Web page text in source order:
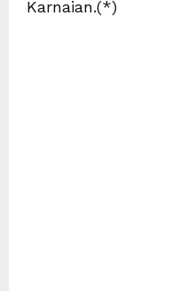
Karnaian.(*)